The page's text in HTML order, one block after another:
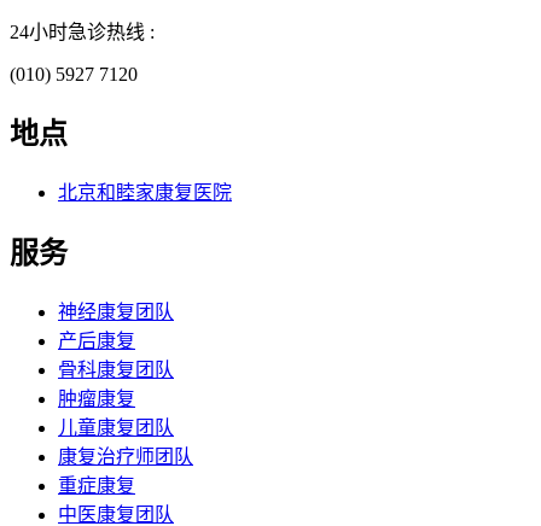
24小时急诊热线 :
(010) 5927 7120
地点
北京和睦家康复医院
服务
神经康复团队
产后康复
骨科康复团队
肿瘤康复
儿童康复团队
康复治疗师团队
重症康复
中医康复团队